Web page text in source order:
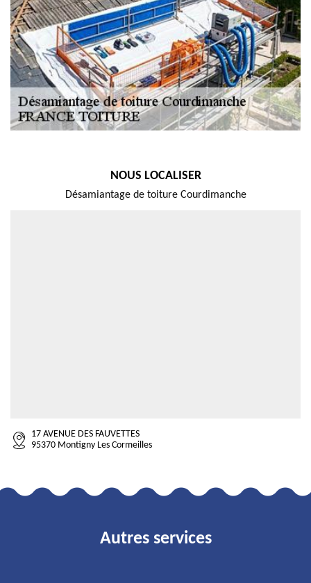
NOUS LOCALISER
Désamiantage de toiture Courdimanche
17 AVENUE DES FAUVETTES
95370 Montigny Les Cormeilles
Autres services